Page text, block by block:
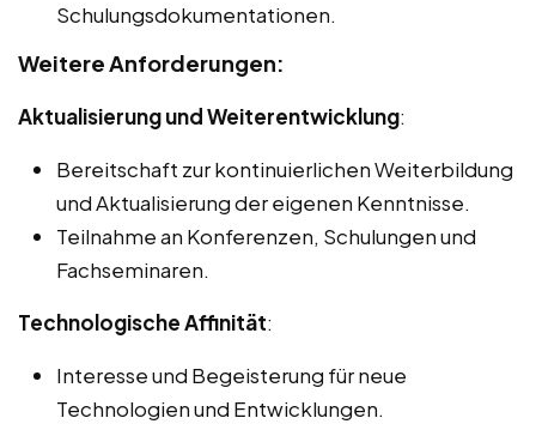
Schulungsdokumentationen.
Weitere Anforderungen:
Aktualisierung und Weiterentwicklung:
Bereitschaft zur kontinuierlichen Weiterbildung
und Aktualisierung der eigenen Kenntnisse.
Teilnahme an Konferenzen, Schulungen und
Fachseminaren.
Technologische Affinität:
Interesse und Begeisterung für neue
Technologien und Entwicklungen.